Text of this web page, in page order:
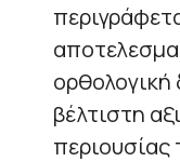
ορθολογική
βέλτιστη